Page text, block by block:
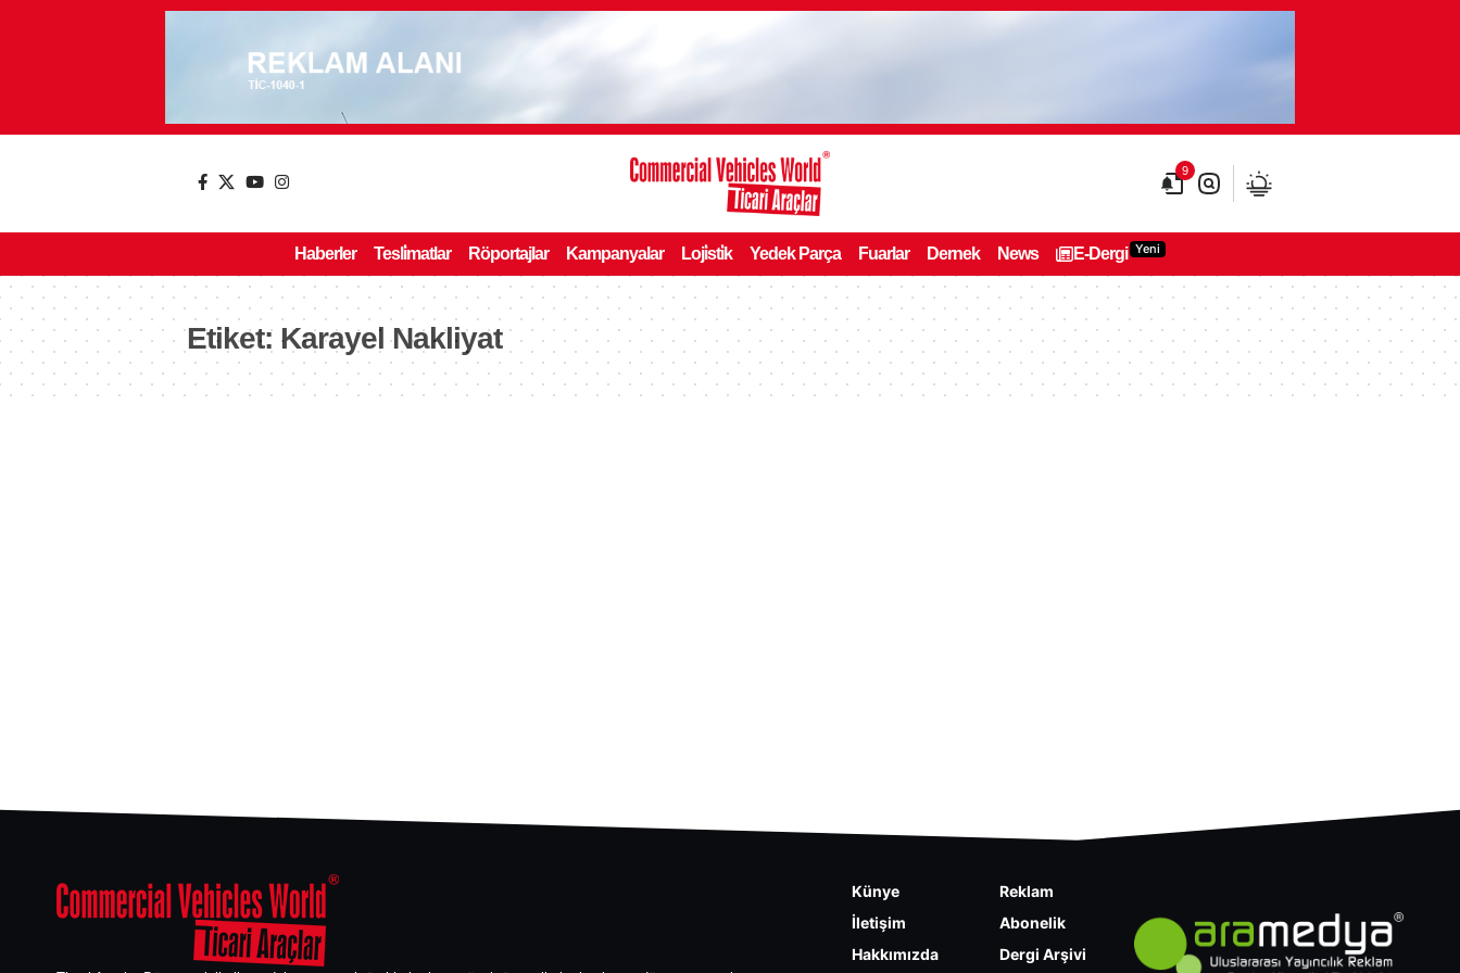
9
Haberler Tesli̇matlar Röportajlar Kampanyalar Loji̇sti̇k Yedek Parça Fuarlar Dernek News E-Dergi Yeni
Etiket: Karayel Nakliyat
Künye
İletişim
Hakkımızda
Reklam
Abonelik
Dergi Arşivi